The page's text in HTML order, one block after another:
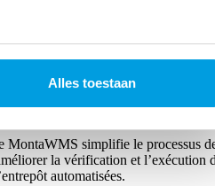
Alles toestaan
Pick to Light ? Découvrir
MontaWMS simplifie le processus
la vérification et l’exécution
automatisées.